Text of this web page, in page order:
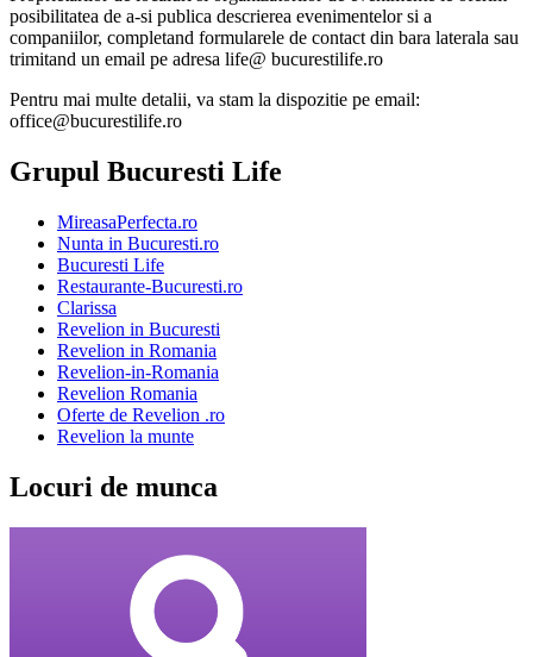
posibilitatea de a-si publica descrierea evenimentelor si a
companiilor, completand formularele de contact din bara laterala sau
trimitand un email pe adresa life@ bucurestilife.ro
Pentru mai multe detalii, va stam la dispozitie pe email:
office@bucurestilife.ro
Grupul Bucuresti Life
MireasaPerfecta.ro
Nunta in Bucuresti.ro
Bucuresti Life
Restaurante-Bucuresti.ro
Clarissa
Revelion in Bucuresti
Revelion in Romania
Revelion-in-Romania
Revelion Romania
Oferte de Revelion .ro
Revelion la munte
Locuri de munca